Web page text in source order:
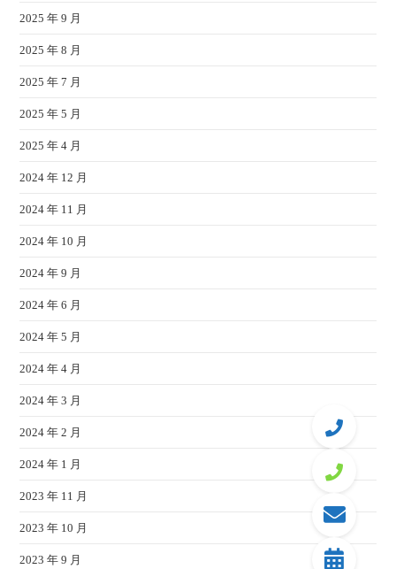
2025 年 9 月
2025 年 8 月
2025 年 7 月
2025 年 5 月
2025 年 4 月
2024 年 12 月
2024 年 11 月
2024 年 10 月
2024 年 9 月
2024 年 6 月
2024 年 5 月
2024 年 4 月
2024 年 3 月
2024 年 2 月
2024 年 1 月
2023 年 11 月
2023 年 10 月
2023 年 9 月